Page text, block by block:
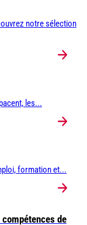
notre sélection
les...
formation et...
de